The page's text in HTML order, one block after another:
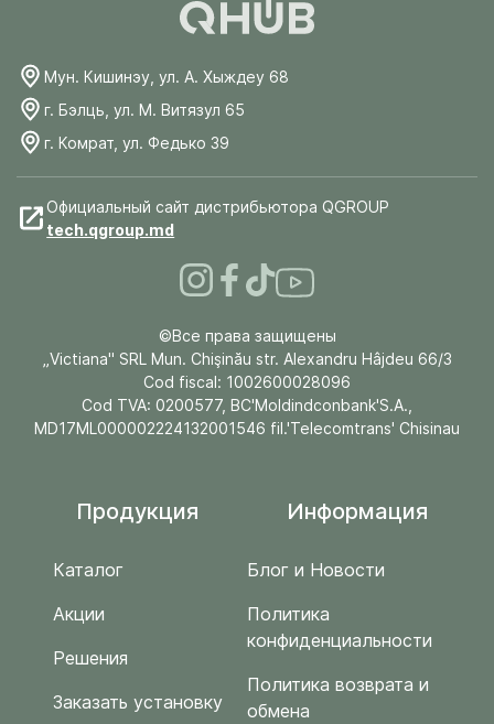
Мун. Кишинэу, ул. А. Хыждеу 68
г. Бэлць, ул. М. Витязул 65
г. Комрат, ул. Федько 39
Официальный сайт дистрибьютора QGROUP
tech.qgroup.md
©Все права защищены
„Victiana" SRL Mun. Chişinău str. Alexandru Hâjdeu 66/3
Cod fiscal: 1002600028096
Cod TVA: 0200577, BC'Moldindconbank'S.A.,
MD17ML000002224132001546 fil.'Telecomtrans' Chisinau
Продукция
Каталог
Акции
Решения
Заказать установку
Информация
Блог и Новости
Политика
конфиденциальности
Политика возврата и
обмена